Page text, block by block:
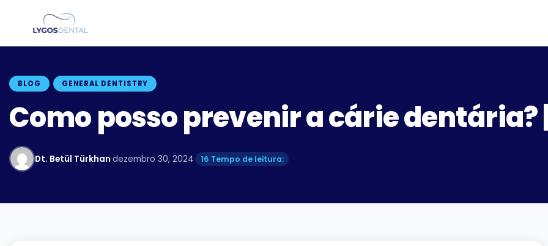
BLOG GENERAL DENTISTRY
Como posso prevenir a cárie dentária? |
Dt. Betül Türkhan·dezembro 30, 2024· 16 Tempo de leitura: